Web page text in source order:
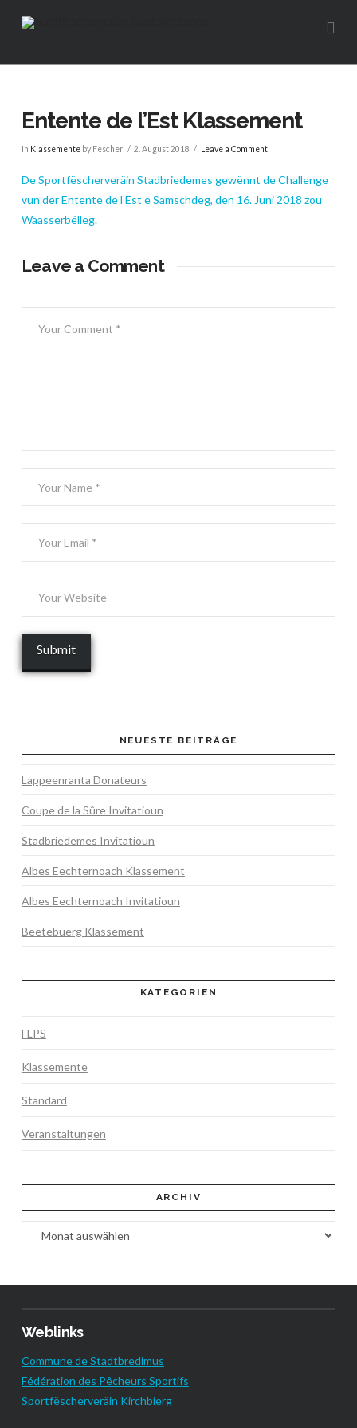
Entente de l’Est Klassement
In Klassementeby Fescher 2. August 2018 Leave a Comment
De Sportfëscherveräin Stadbriedemes gewënnt de Challenge
vun der Entente de l’Est e Samschdeg, den 16. Juni 2018 zou
Waasserbëlleg.
Leave a Comment
NEUESTE BEITRÄGE
Lappeenranta Donateurs
Coupe de la Sûre Invitatioun
Stadbriedemes Invitatioun
Albes Eechternoach Klassement
Albes Eechternoach Invitatioun
Beetebuerg Klassement
KATEGORIEN
FLPS
Klassemente
Standard
Veranstaltungen
ARCHIV
Archiv
Weblinks
Commune de Stadtbredimus
Fédération des Pêcheurs Sportifs
Sportfëscherveräin Kirchbierg